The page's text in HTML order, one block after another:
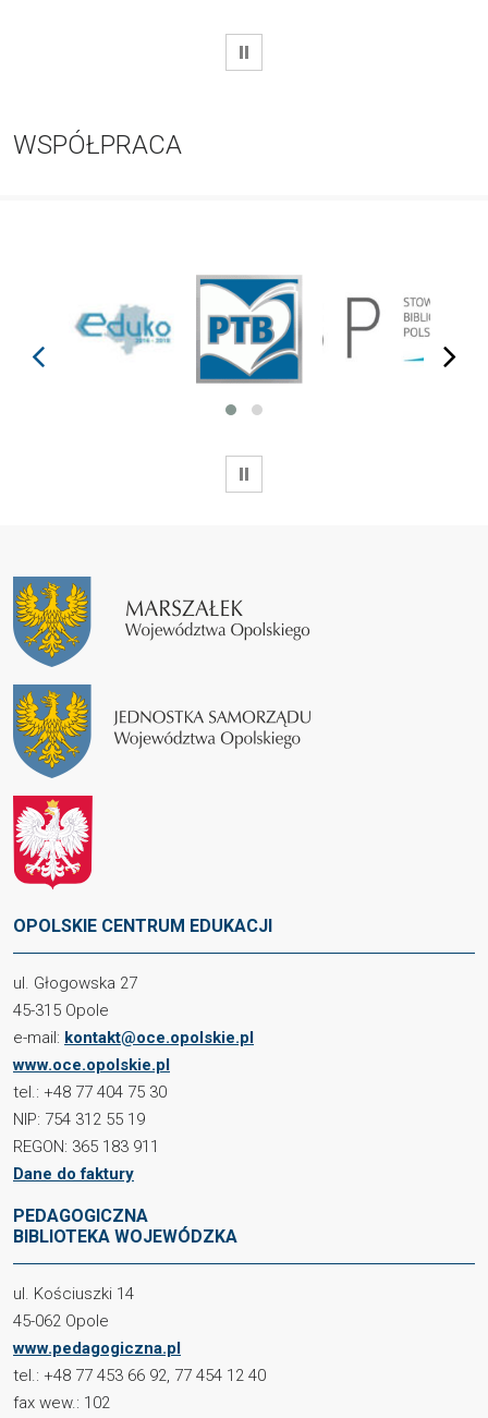
WSTRZYMAJ
WSPÓŁPRACA
prev next
WSTRZYMAJ
OPOLSKIE CENTRUM EDUKACJI
ul. Głogowska 27
45-315 Opole
e-mail: kontakt@oce.opolskie.pl
www.oce.opolskie.pl
tel.: +48 77 404 75 30
NIP: 754 312 55 19
REGON: 365 183 911
Dane do faktury
PEDAGOGICZNA
BIBLIOTEKA WOJEWÓDZKA
ul. Kościuszki 14
45-062 Opole
www.pedagogiczna.pl
tel.: +48 77 453 66 92, 77 454 12 40
fax wew.: 102